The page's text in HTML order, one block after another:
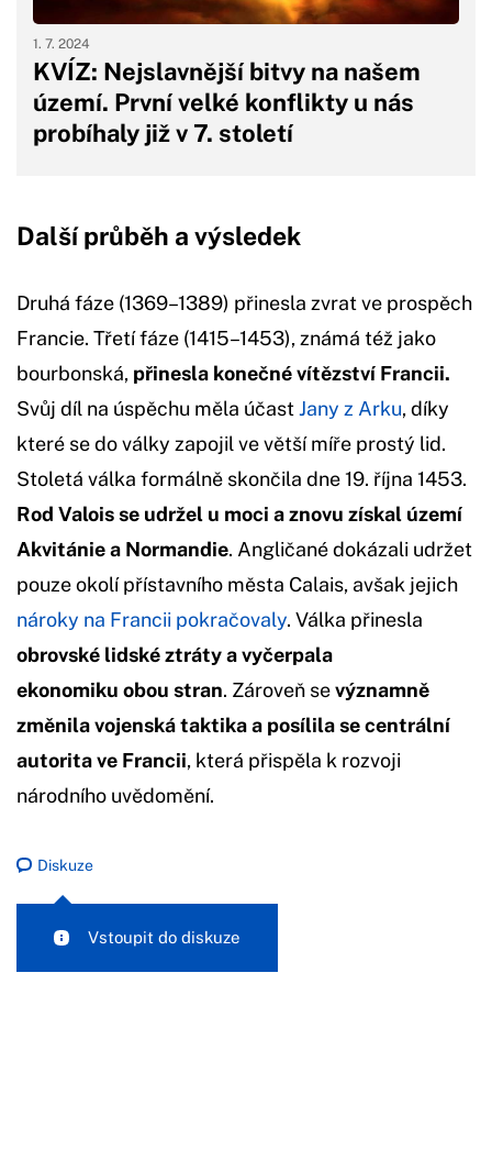
KVÍZ: Nejslavnější bitvy na našem
území. První velké konflikty u nás
probíhaly již v 7. století
1. 7. 2024
Další průběh a výsledek
Druhá fáze (1369–1389) přinesla zvrat ve prospěch
Francie. Třetí fáze (1415–1453), známá též jako
bourbonská, přinesla konečné vítězství Francii.
Svůj díl na úspěchu měla účastJany z Arku, díky
které se do války zapojil ve větší míře prostý lid.
Stoletá válka formálně skončila dne 19. října 1453.
Rod Valois se udržel u moci a znovu získal území
Akvitánie a Normandie. Angličané dokázali udržet
pouze okolí přístavního města Calais, avšak jejich
nároky na Francii pokračovaly. Válka přinesla
obrovské lidské ztráty a vyčerpala
ekonomiku obou stran. Zároveň sevýznamně
změnila vojenská taktika a posílila se centrální
autorita ve Francii, která přispěla k rozvoji
národního uvědomění.
Diskuze
Vstoupit do diskuze